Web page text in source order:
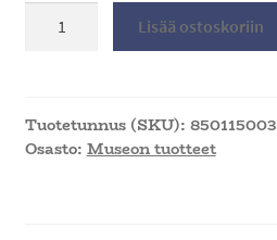
Jänis-
Lisää ostoskoriin
Tuotetunnus (SKU): 850115003
Osasto: Museon tuotteet